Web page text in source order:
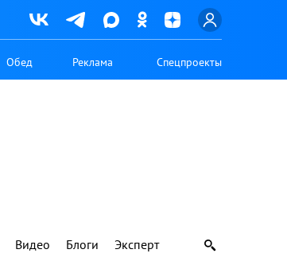
Обед Реклама Спецпроекты
Видео Блоги Эксперт